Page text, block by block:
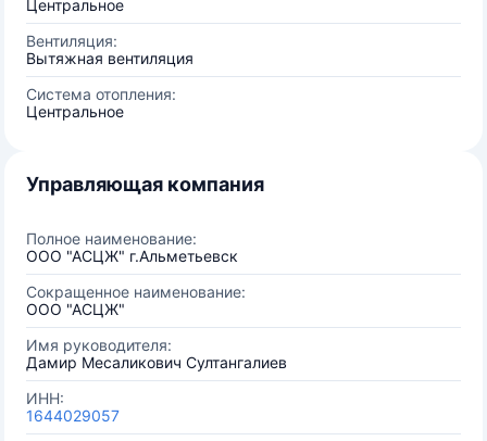
Центральное
Вентиляция:
Вытяжная вентиляция
Система отопления:
Центральное
Управляющая компания
Полное наименование:
ООО "АСЦЖ" г.Альметьевск
Сокращенное наименование:
ООО "АСЦЖ"
Имя руководителя:
Дамир Месаликович Султангалиев
ИНН:
1644029057